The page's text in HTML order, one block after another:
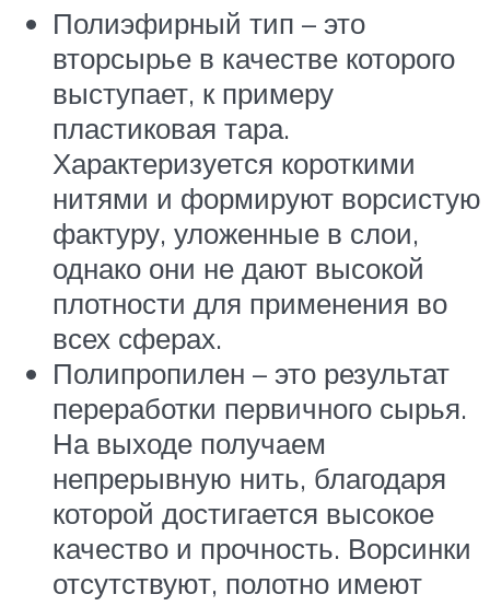
Полиэфирный тип – это
вторсырье в качестве которого
выступает, к примеру
пластиковая тара.
Характеризуется короткими
нитями и формируют ворсистую
фактуру, уложенные в слои,
однако они не дают высокой
плотности для применения во
всех сферах.
Полипропилен – это результат
переработки первичного сырья.
На выходе получаем
непрерывную нить, благодаря
которой достигается высокое
качество и прочность. Ворсинки
отсутствуют, полотно имеют